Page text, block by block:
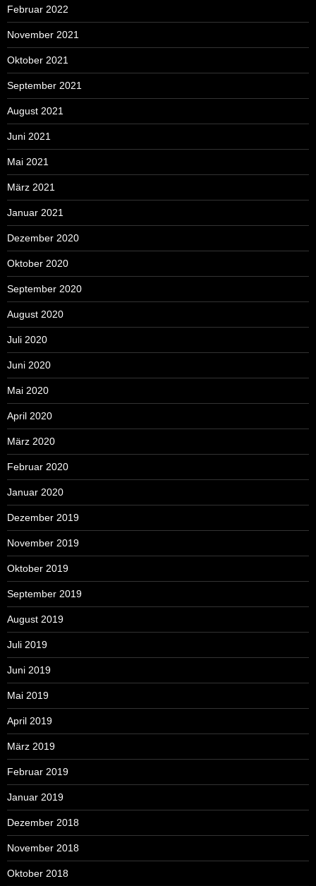
Februar 2022
November 2021
Oktober 2021
September 2021
August 2021
Juni 2021
Mai 2021
März 2021
Januar 2021
Dezember 2020
Oktober 2020
September 2020
August 2020
Juli 2020
Juni 2020
Mai 2020
April 2020
März 2020
Februar 2020
Januar 2020
Dezember 2019
November 2019
Oktober 2019
September 2019
August 2019
Juli 2019
Juni 2019
Mai 2019
April 2019
März 2019
Februar 2019
Januar 2019
Dezember 2018
November 2018
Oktober 2018